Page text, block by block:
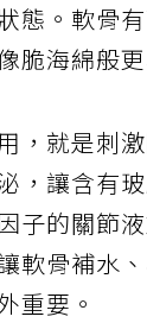
態。軟骨
脆海綿般
，就是刺
，讓含有
子的關節
軟骨補水
重要。